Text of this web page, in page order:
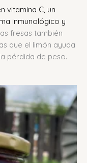
vitamina C, un
inmunológico y
fresas también
que el limón ayuda
pérdida de peso.